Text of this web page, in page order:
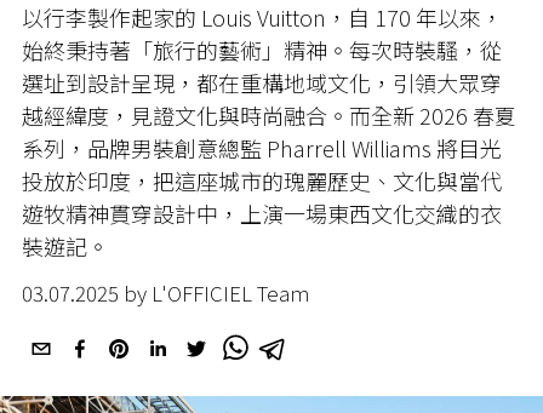
以行李製作起家的 Louis Vuitton，自 170 年以來，
始終秉持著「旅行的藝術」精神。每次時裝騷，從
選址到設計呈現，都在重構地域文化，引領大眾穿
越經緯度，見證文化與時尚融合。而全新 2026 春夏
系列，品牌男裝創意總監 Pharrell Williams 將目光
投放於印度，把這座城市的瑰麗歷史、文化與當代
遊牧精神貫穿設計中，上演一場東西文化交織的衣
裝遊記。
03.07.2025 by L'OFFICIEL Team